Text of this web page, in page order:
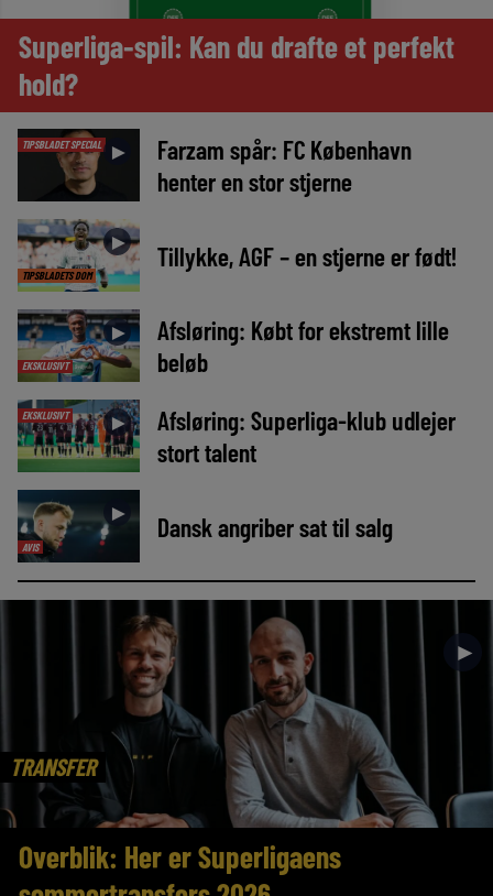
Superliga-spil: Kan du drafte et perfekt
hold?
TIPSBLADET SPECIAL ►
Farzam spår: FC København
henter en stor stjerne
TIPSBLADETS DOM
► Tillykke, AGF – en stjerne er født!
EKSKLUSIVT
►
Afsløring: Købt for ekstremt lille
beløb
EKSKLUSIVT ►
Afsløring: Superliga-klub udlejer
stort talent
AVIS
► Dansk angriber sat til salg
TRANSFER
►
Overblik: Her er Superligaens